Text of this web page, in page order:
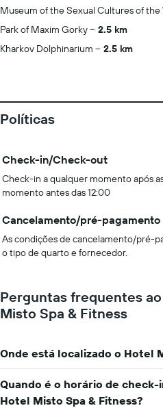
Museum of the Sexual Cultures of
Park of Maxim Gorky
2.5 km
Kharkov Dolphinarium
2.5 km
Políticas
Check-in/Check-out
Check-in a qualquer momento após
momento antes das 12:00
Cancelamento/pré-pagamento
As condições de cancelamento/pré-
o tipo de quarto e fornecedor.
Perguntas frequentes
Misto Spa & Fitness
Onde está localizado o Hotel
Quando é o horário de
Hotel Misto Spa & Fitness?